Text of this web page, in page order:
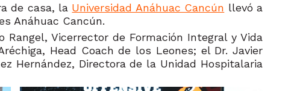
de casa, la Universidad Anáhuac Cancún llevó a
Anáhuac Cancún.
Vicerrector de Formación Integral y Vida
Head Coach de los Leones; el Dr. Javier
Hernández, Directora de la Unidad Hospitalaria